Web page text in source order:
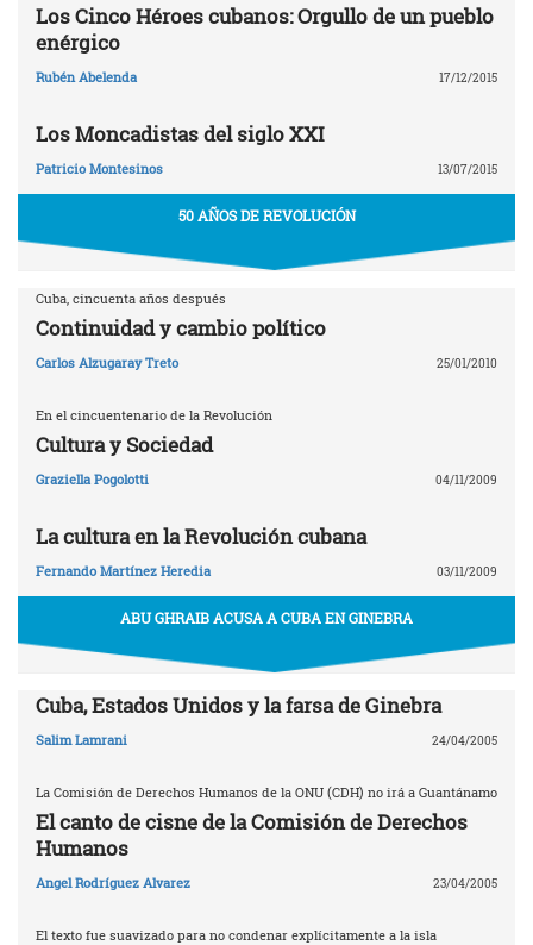
Los Cinco Héroes cubanos: Orgullo de un pueblo
enérgico
Rubén Abelenda 17/12/2015
Los Moncadistas del siglo XXI
Patricio Montesinos 13/07/2015
50 AÑOS DE REVOLUCIÓN
Cuba, cincuenta años después
Continuidad y cambio político
Carlos Alzugaray Treto 25/01/2010
En el cincuentenario de la Revolución
Cultura y Sociedad
Graziella Pogolotti 04/11/2009
La cultura en la Revolución cubana
Fernando Martínez Heredia 03/11/2009
ABU GHRAIB ACUSA A CUBA EN GINEBRA
Cuba, Estados Unidos y la farsa de Ginebra
Salim Lamrani 24/04/2005
La Comisión de Derechos Humanos de la ONU (CDH) no irá a Guantánamo
El canto de cisne de la Comisión de Derechos
Humanos
Angel Rodríguez Alvarez 23/04/2005
El texto fue suavizado para no condenar explícitamente a la isla